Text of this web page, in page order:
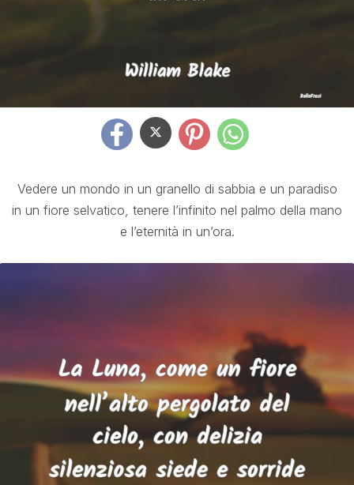
Vedere un mondo in un granello di sabbia e un paradiso
in un fiore selvatico, tenere l’infinito nel palmo della mano
e l’eternità in un’ora.